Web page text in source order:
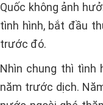
Quốc không ảnh
tình hình, bắt đầu
trước đó.
Nhìn chung thì tình
năm trước dịch.